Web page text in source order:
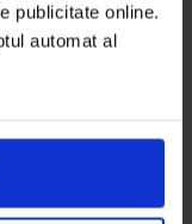
publicitate online.
automat al